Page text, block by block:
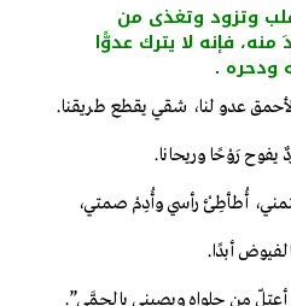
وتزود وتغذى من
منه، فإنه لا يترك عدوًّا
ودحره .
عدو لنا، شقي يقطع طريقنا.
يفوح رَوْحًا وريحانا.
أُطأطِئْ رأسي وأُدِمْ صمتي،
أبدًا.
من حلواه ويصبني بالحمَّى”.